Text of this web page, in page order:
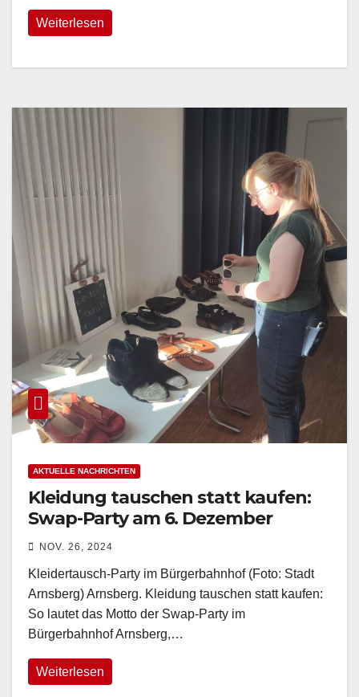
Weiterlesen
AKTUELLE NACHRICHTEN
Kleidung tauschen statt kaufen:
Swap-Party am 6. Dezember
NOV. 26, 2024
Kleidertausch-Party im Bürgerbahnhof (Foto: Stadt
Arnsberg) Arnsberg. Kleidung tauschen statt kaufen:
So lautet das Motto der Swap-Party im
Bürgerbahnhof Arnsberg,…
Weiterlesen